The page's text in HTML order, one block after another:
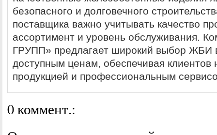
безопасного и долговечного
поставщика важно учитывать качество
ассортимент и уровень обслуживания.
ГРУПП» предлагает широкий выбор ЖБИ
доступным ценам, обеспечивая клиентов
продукцией и профессиональным
0 коммент.: